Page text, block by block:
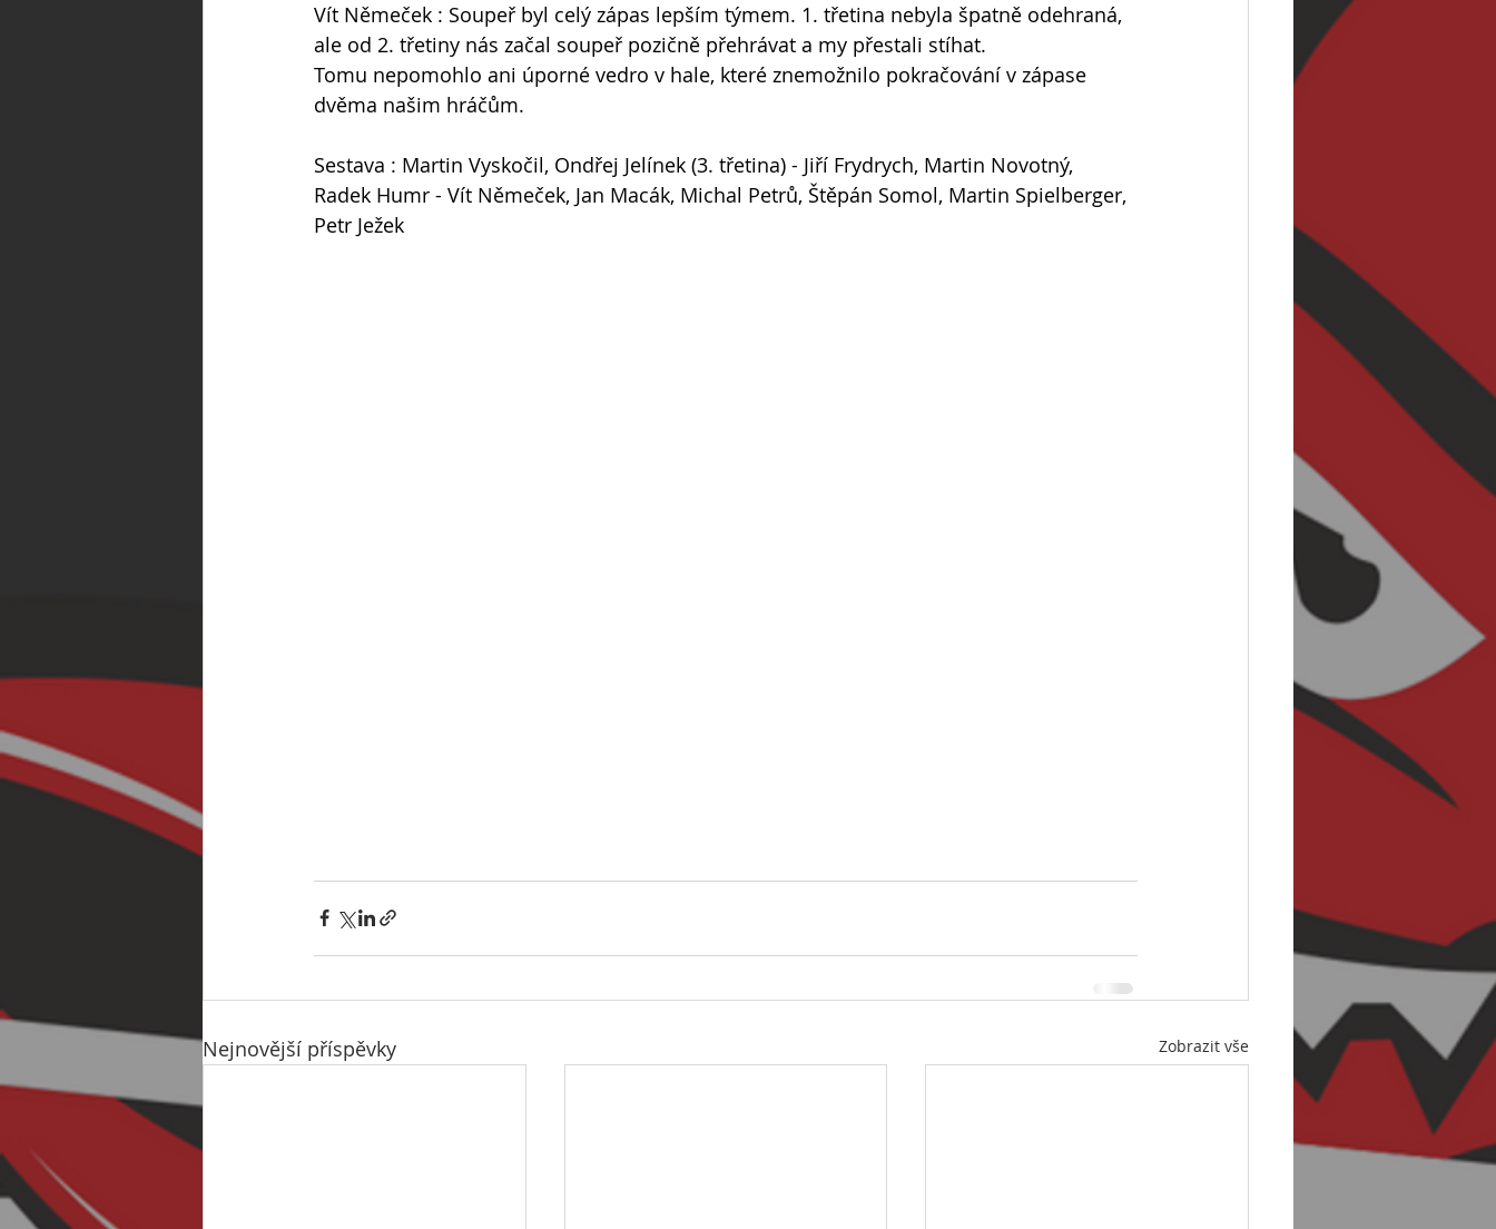
Vít Němeček : Soupeř byl celý zápas lepším týmem. 1. třetina nebyla špatně odehraná,
ale od 2. třetiny nás začal soupeř pozičně přehrávat a my přestali stíhat.
Tomu nepomohlo ani úporné vedro v hale, které znemožnilo pokračování v zápase
dvěma našim hráčům.
Sestava : Martin Vyskočil, Ondřej Jelínek (3. třetina) - Jiří Frydrych, Martin Novotný,
Radek Humr - Vít Němeček, Jan Macák, Michal Petrů, Štěpán Somol, Martin Spielberger,
Petr Ježek
Nejnovější příspěvky Zobrazit vše